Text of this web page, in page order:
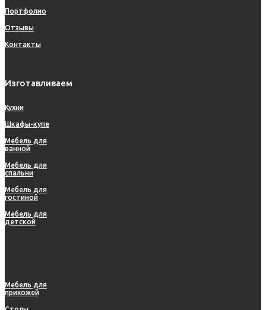
Портфолио
Отзывы
Контакты
Изготавливаем
Кухни
Шкафы-купе
Мебель для
ванной
Мебель для
спальни
Мебель для
гостиной
Мебель для
детской
Мебель для
прихожей